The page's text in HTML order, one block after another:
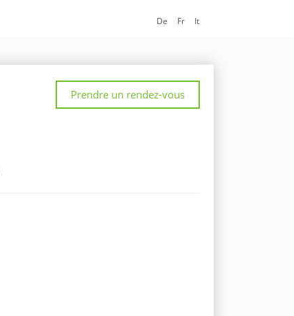
De Fr It
Prendre un rendez-vous